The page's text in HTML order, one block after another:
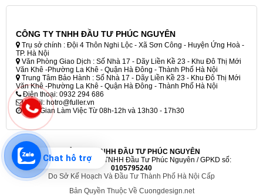
CÔNG TY TNHH ĐẦU TƯ PHÚC NGUYÊN
Trụ sở chính : Đội 4 Thôn Nghi Lộc - Xã Sơn Công - Huyện Ứng Hoà -
TP. Hà Nội
Văn Phòng Giao Dịch : Số Nhà 17 - Dãy Liền Kề 23 - Khu Đô Thị Mới
Văn Khê -Phường La Khê - Quận Hà Đông - Thành Phố Hà Nội
Trung Tâm Bảo Hành : Số Nhà 17 - Dãy Liền Kề 23 - Khu Đô Thị Mới
Văn Khê -Phường La Khê - Quận Hà Đông - Thành Phố Hà Nội
Điện thoại: 0932 294 686
Email: hotro@fuller.vn
Thời Gian Làm Việc Từ 08h-12h và 13h30 - 17h30
CÔNG TY TNHH ĐẦU TƯ PHÚC NGUYÊN
©2012 - 2023 Công ty TNHH Đầu Tư Phúc Nguyên / GPKD số:
0105795240
Do Sở Kế Hoạch Và Đầu Tư Thành Phố Hà Nội Cấp
Bản Quyền Thuộc Về Cuongdesign.net
Chat hỗ trợ